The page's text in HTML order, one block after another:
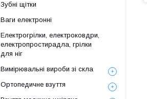
Зубні щітки
Ваги електронні
Електрогрілки, електроковдри,
електропростирадла, грілки
для ніг
Вимірювальні вироби зі скла
Ортопедичне взуття